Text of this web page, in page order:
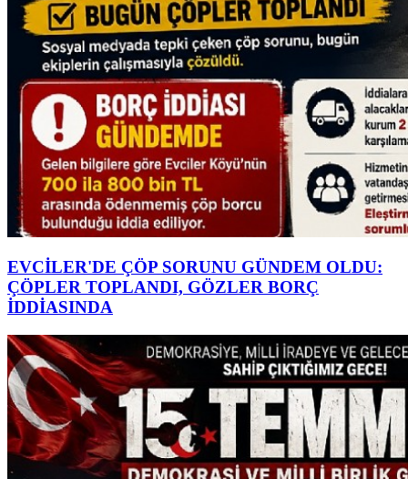
EVCİLER'DE ÇÖP SORUNU GÜNDEM OLDU:
ÇÖPLER TOPLANDI, GÖZLER BORÇ
İDDİASINDA